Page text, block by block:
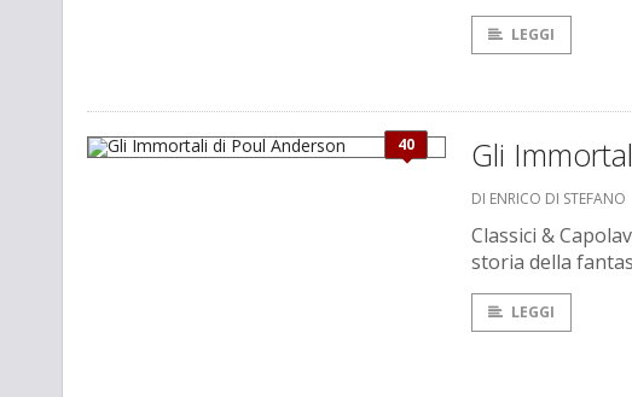
LEGGI
40 Gli
DI ENRICO DI STEFANO
Classici &
storia della
LEGGI